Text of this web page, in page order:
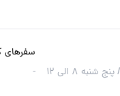
سفرهای
-